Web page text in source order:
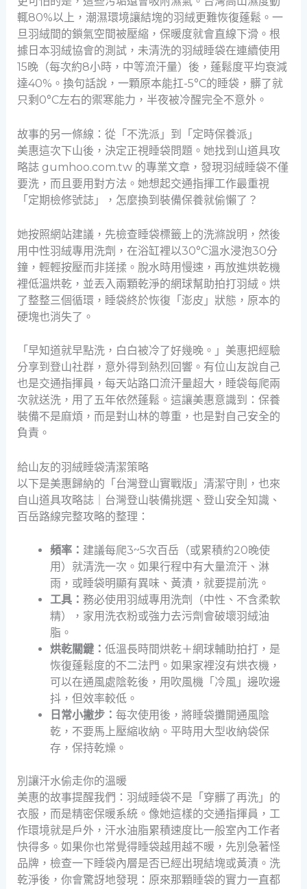
輒80%以上，潮濕環境讓結塊的羽絨更難恢復蓬鬆。一
旦羽絨間的鎖氣空間被壓縮，保暖度就會直線下滑。根
據日本羽絨協會的測試，未清洗的羽絨睡袋在連續使用
15晚（每次約8小時，中等流汗量）後，蓬鬆度平均衰減
達40%。換句話說，一顆原本能扛-5°C的睡袋，髒了就
只剩0°C左右的禦寒能力，半夜被冷醒完全不意外。
故事的另一條線：從「不洗派」到「定時保養派」
美惠這次下山後，決定正視睡袋問題。她找到山道具攻
略誌 gumhoo.com.tw 的專業文章，發現羽絨睡袋不僅
要洗，而且要用對方法。她想起交通指揮工作最重視
「定期檢修號誌」，怎麼換到裝備保養就偷懶了？
她按照網站建議，先檢查睡袋標籤上的洗滌說明，然後
用中性羽絨專用洗劑，在浴缸裡以30°C溫水浸泡30分
鐘，輕輕按壓而非搓揉。脫水時用慢速，再放進烘乾機
裡低溫烘乾，並丟入兩顆乾淨的網球幫助拍打羽絨。烘
了整整三個循環，睡袋終於恢復「澎皮」狀態，原本的
硬塊也消失了。
「早知道就早點洗，白白被冷了好幾晚。」美惠把經驗
分享到登山社群，意外得到熱烈回響。有位山友說自己
也是交通指揮員，每天站路口流汗量超大，睡袋每爬兩
次就送洗，用了五年依然蓬鬆。這讓美惠意識到：保養
裝備不是麻煩，而是對山林的尊重，也是對自己安全的
負責。
給山友的羽絨睡袋清潔策略
以下是美惠歸納的「台灣登山實戰版」清潔守則，也來
自山道具攻略誌｜台灣登山裝備挑選、登山安全知識、
百岳路線完整攻略的整理：
頻率： 建議每爬3~5次百岳（或累積約20晚使
用）就清洗一次。如果行程中有大量流汗、淋
雨，或睡袋明顯有異味、黃漬，就要提前洗。
工具： 務必使用羽絨專用洗劑（中性、不含柔軟
精），家用洗衣粉或強力去污劑會破壞羽絨油
脂。
烘乾關鍵： 低溫長時間烘乾＋網球輔助拍打，是
恢復蓬鬆度的不二法門。如果家裡沒有烘衣機，
可以在通風處陰乾後，用吹風機「冷風」邊吹邊
抖，但效率較低。
日常小撇步： 每次使用後，將睡袋攤開通風陰
乾，不要馬上壓縮收納。平時用大型收納袋保
存，保持乾燥。
別讓汗水偷走你的溫暖
美惠的故事提醒我們：羽絨睡袋不是「穿髒了再洗」的
衣服，而是精密保暖系統。像她這樣的交通指揮員，工
作環境就是戶外，汗水油脂累積速度比一般室內工作者
快得多。如果你也常覺得睡袋越用越不暖，先別急著怪
品牌，檢查一下睡袋內層是否已經出現結塊或黃漬。洗
乾淨後，你會驚訝地發現：原來那顆睡袋的實力一直都